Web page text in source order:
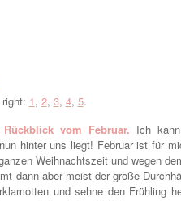
1, 2, 3, 4, 5.
vom Februar. Ich
hinter uns liegt! Februar ist für
Weihnachtszeit und wegen
dann aber meist der große
und sehne den Frühling